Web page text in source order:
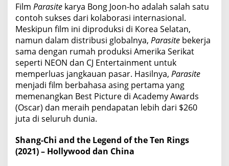
Film Parasite karya Bong Joon-ho adalah salah satu
contoh sukses dari kolaborasi internasional.
Meskipun film ini diproduksi di Korea Selatan,
namun dalam distribusi globalnya, Parasite bekerja
sama dengan rumah produksi Amerika Serikat
seperti NEON dan CJ Entertainment untuk
memperluas jangkauan pasar. Hasilnya, Parasite
menjadi film berbahasa asing pertama yang
memenangkan Best Picture di Academy Awards
(Oscar) dan meraih pendapatan lebih dari $260
juta di seluruh dunia.
Shang-Chi and the Legend of the Ten Rings
(2021) – Hollywood dan China